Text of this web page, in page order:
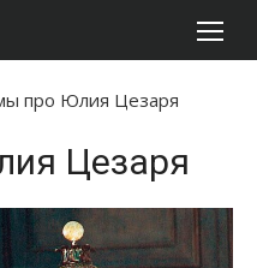
про Юлия Цезаря
Цезаря